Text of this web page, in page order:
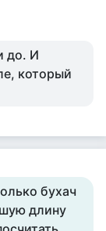
до. И
который
бухач
длину